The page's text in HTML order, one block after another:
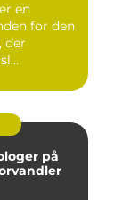
en
for den
der
på